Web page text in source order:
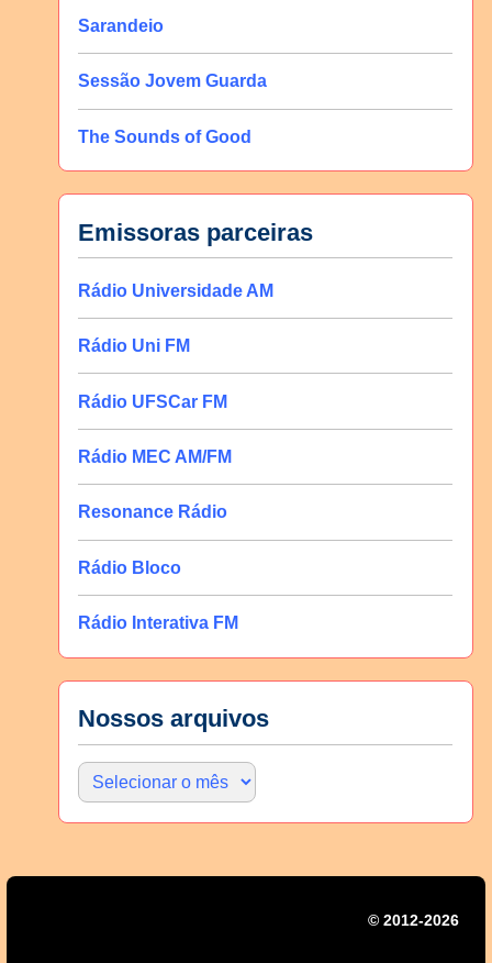
Sarandeio
Sessão Jovem Guarda
The Sounds of Good
Emissoras parceiras
Rádio Universidade AM
Rádio Uni FM
Rádio UFSCar FM
Rádio MEC AM/FM
Resonance Rádio
Rádio Bloco
Rádio Interativa FM
Nossos arquivos
© 2012-2026 |